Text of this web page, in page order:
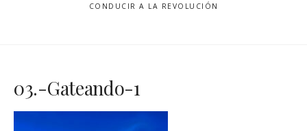
CONDUCIR A LA REVOLUCIÓN
03.-Gateando-1